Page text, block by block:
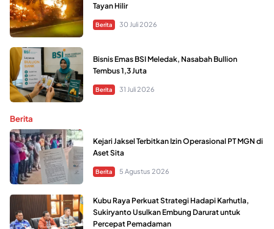
Tayan Hilir
Berita 30 Juli 2026
Bisnis Emas BSI Meledak, Nasabah Bullion
Tembus 1,3 Juta
Berita 31 Juli 2026
Berita
Kejari Jaksel Terbitkan Izin Operasional PT MGN di
Aset Sita
Berita 5 Agustus 2026
Kubu Raya Perkuat Strategi Hadapi Karhutla,
Sukiryanto Usulkan Embung Darurat untuk
Percepat Pemadaman